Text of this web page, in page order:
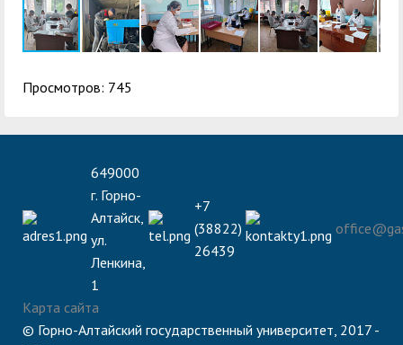
Просмотров: 745
649000
г. Горно-
Алтайск,
ул.
Ленкина,
1
+7
(38822)
26439
Карта сайта
© Горно-Алтайский государственный университет, 2017 -